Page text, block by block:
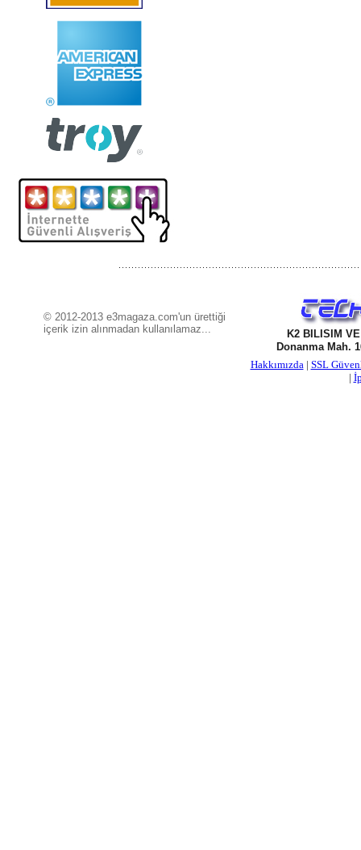
© 2012-2013 e3magaza.com'un ürettiği
içerik izin alınmadan kullanılamaz...
K2 BILISIM
Donanma Mah.
Hakkımızda| SSL
|